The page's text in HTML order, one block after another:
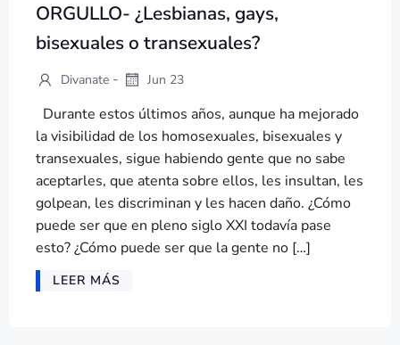
ORGULLO- ¿Lesbianas, gays,
bisexuales o transexuales?
Divanate - Jun 23
Durante estos últimos años, aunque ha mejorado
la visibilidad de los homosexuales, bisexuales y
transexuales, sigue habiendo gente que no sabe
aceptarles, que atenta sobre ellos, les insultan, les
golpean, les discriminan y les hacen daño. ¿Cómo
puede ser que en pleno siglo XXI todavía pase
esto? ¿Cómo puede ser que la gente no […]
LEER MÁS